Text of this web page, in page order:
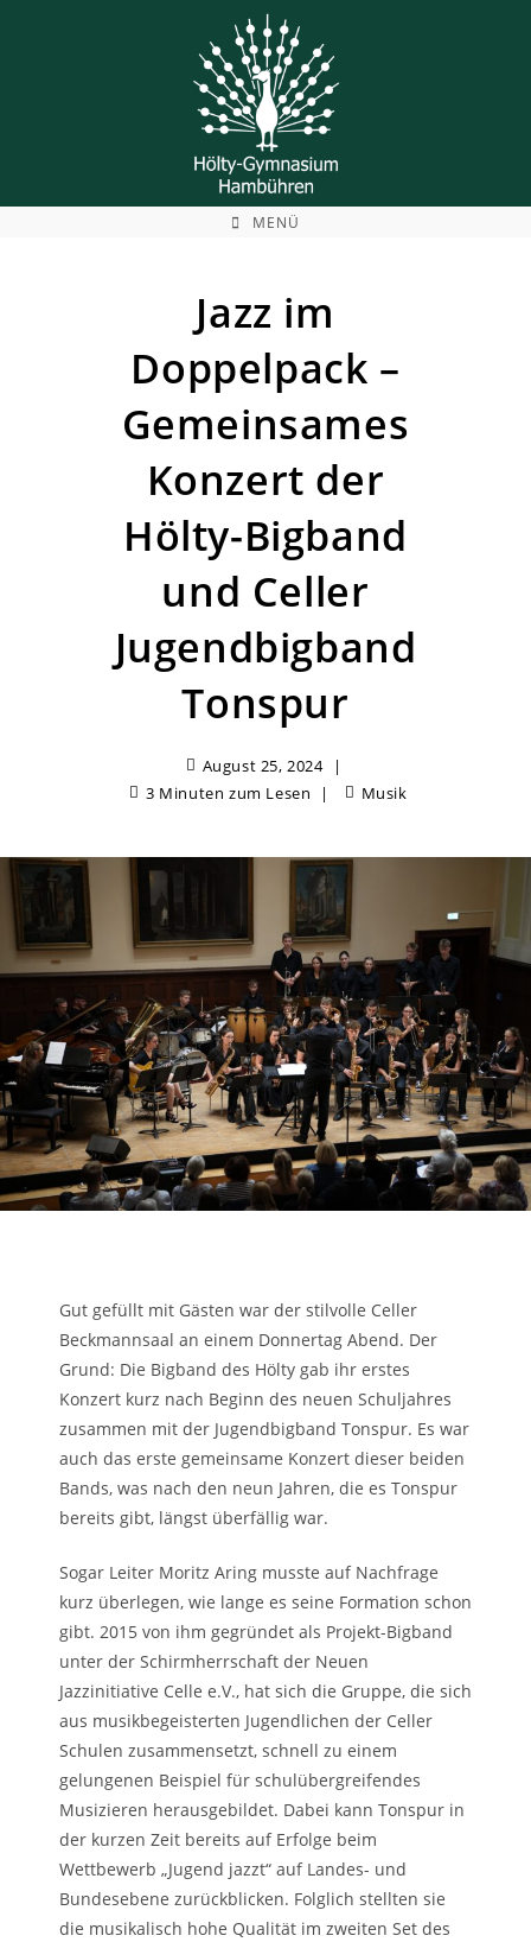
MENÜ
Jazz im
Doppelpack –
Gemeinsames
Konzert der
Hölty-Bigband
und Celler
Jugendbigband
Tonspur
August 25, 2024
3 Minuten zum Lesen
Musik
Gut gefüllt mit Gästen war der stilvolle Celler
Beckmannsaal an einem Donnertag Abend. Der
Grund: Die Bigband des Hölty gab ihr erstes
Konzert kurz nach Beginn des neuen Schuljahres
zusammen mit der Jugendbigband Tonspur. Es war
auch das erste gemeinsame Konzert dieser beiden
Bands, was nach den neun Jahren, die es Tonspur
bereits gibt, längst überfällig war.
Sogar Leiter Moritz Aring musste auf Nachfrage
kurz überlegen, wie lange es seine Formation schon
gibt. 2015 von ihm gegründet als Projekt-Bigband
unter der Schirmherrschaft der Neuen
Jazzinitiative Celle e.V., hat sich die Gruppe, die sich
aus musikbegeisterten Jugendlichen der Celler
Schulen zusammensetzt, schnell zu einem
gelungenen Beispiel für schulübergreifendes
Musizieren herausgebildet. Dabei kann Tonspur in
der kurzen Zeit bereits auf Erfolge beim
Wettbewerb „Jugend jazzt“ auf Landes- und
Bundesebene zurückblicken. Folglich stellten sie
die musikalisch hohe Qualität im zweiten Set des